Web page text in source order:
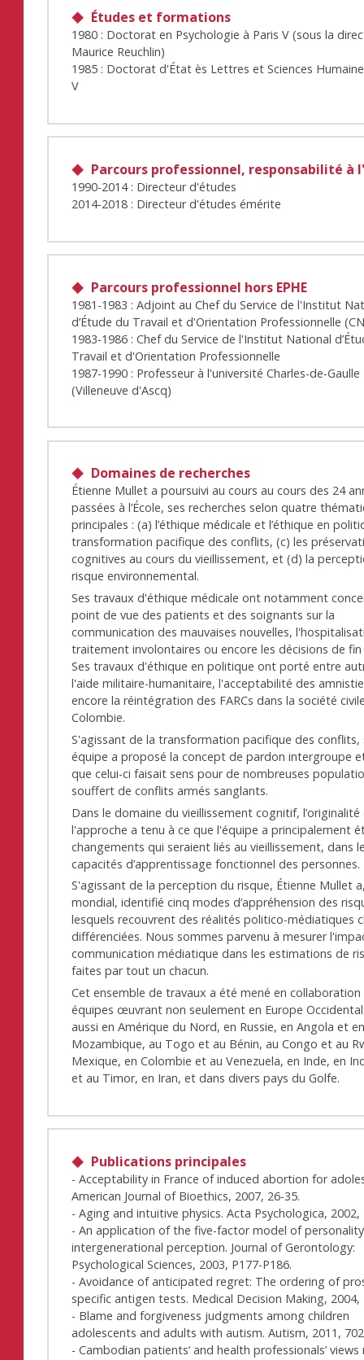
Études et formations
1980 : Doctorat en Psychologie à Paris V (sous la
Maurice Reuchlin)
1985 : Doctorat d'État ès Lettres et Sciences
V
Parcours professionnel, responsabilité à
1990-2014 : Directeur d'études
2014-2018 : Directeur d'études émérite
Parcours professionnel hors EPHE
1981-1983 : Adjoint au Chef du Service de l'Institut
d’Étude du Travail et d'Orientation Professionnelle
1983-1986 : Chef du Service de l'Institut National
Travail et d'Orientation Professionnelle
1987-1990 : Professeur à l'université Charles-de-Gaulle
(Villeneuve d'Ascq)
Domaines de recherches
Étienne Mullet a poursuivi au cours au cours des 24
passées à l’École, ses recherches selon quatre
principales : (a) l’éthique médicale et l’éthique en
transformation pacifique des conflits, (c) les
cognitives au cours du vieillissement, et (d) la
risque environnemental.
Ses travaux d'éthique médicale ont notamment
point de vue des patients et des soignants sur la
communication des mauvaises nouvelles,
traitement involontaires ou encore les décisions de fin
Ses travaux d'éthique en politique ont porté entre
l'aide militaire-humanitaire, l'acceptabilité des
encore la réintégration des FARCs dans la société
Colombie.
S'agissant de la transformation pacifique des conflits,
équipe a proposé la concept de pardon intergroupe
que celui-ci faisait sens pour de nombreuses
souffert de conflits armés sanglants.
Dans le domaine du vieillissement cognitif, l’originalité
l'approche a tenu à ce que l'équipe a principalement
changements qui seraient liés au vieillissement, dans
capacités d’apprentissage fonctionnel des personnes.
S'agissant de la perception du risque, Étienne Mullet
mondial, identifié cinq modes d’appréhension des
lesquels recouvrent des réalités politico-médiatiques
différenciées. Nous sommes parvenu à mesurer
communication médiatique dans les estimations de
faites par tout un chacun.
Cet ensemble de travaux a été mené en collaboration
équipes œuvrant non seulement en Europe
aussi en Amérique du Nord, en Russie, en Angola et
Mozambique, au Togo et au Bénin, au Congo et au
Mexique, en Colombie et au Venezuela, en Inde, en
et au Timor, en Iran, et dans divers pays du Golfe.
Publications principales
- Acceptability in France of induced abortion for
American Journal of Bioethics, 2007, 26-35.
- Aging and intuitive physics. Acta Psychologica, 2002,
- An application of the five-factor model of
intergenerational perception. Journal of Gerontology:
Psychological Sciences, 2003, P177-P186.
- Avoidance of anticipated regret: The ordering of
specific antigen tests. Medical Decision Making, 2004,
- Blame and forgiveness judgments among children
adolescents and adults with autism. Autism, 2011,
- Cambodian patients’ and health professionals’